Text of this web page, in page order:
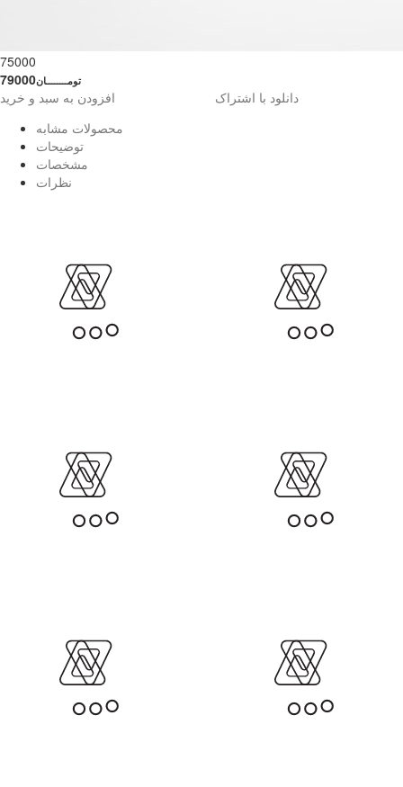
75000
79000تومــــــــان
افزودن به سبد و خرید
دانلود با اشتراک
محصولات مشابه
توضیحات
مشخصات
نظرات